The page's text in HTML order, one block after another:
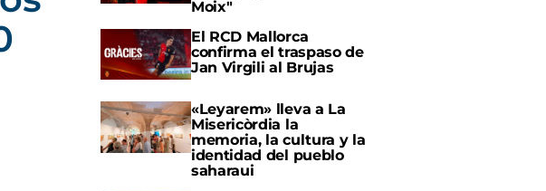
Moix"
El RCD Mallorca
confirma el traspaso de
Jan Virgili al Brujas
«Leyarem» lleva a La
Misericòrdia la
memoria, la cultura y la
identidad del pueblo
saharaui